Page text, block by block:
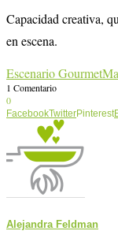
Capacidad creativa,
en escena.
Escenario Gourmet
1 Comentario
0
FacebookTwitterPinterest
Alejandra Feldman